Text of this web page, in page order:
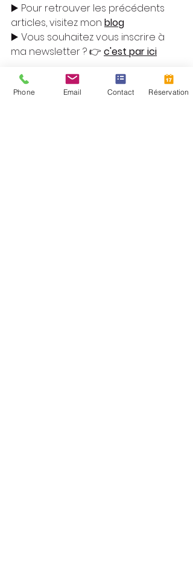
▶️ Pour retrouver les précédents
articles, visitez mon blog
▶️ Vous souhaitez vous inscrire à
ma newsletter ? 👉 c'est par ici
www.capzenergie.fr
Phone Email Contact Réservation